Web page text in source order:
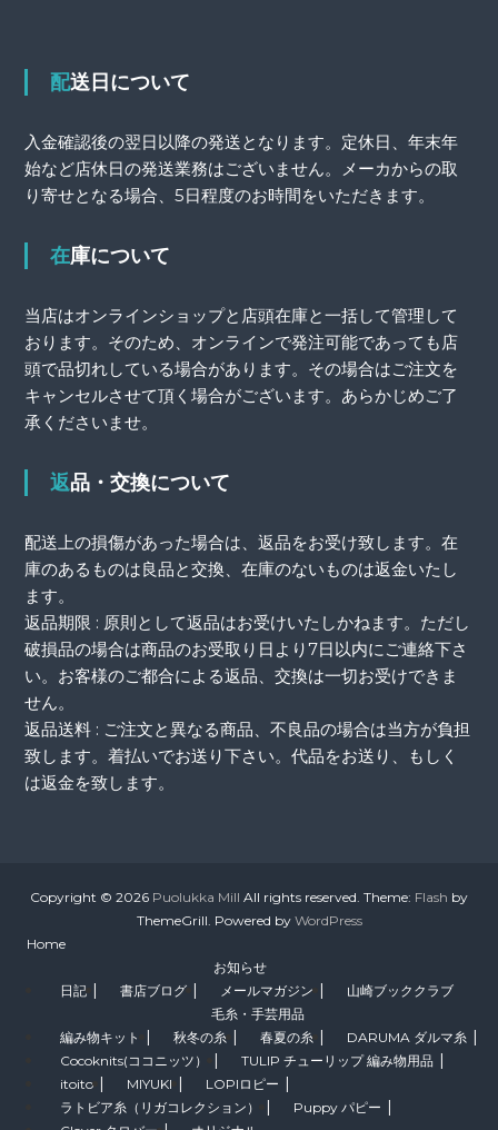
配送日について
入金確認後の翌日以降の発送となります。定休日、年末年
始など店休日の発送業務はございません。メーカからの取
り寄せとなる場合、5日程度のお時間をいただきます。
在庫について
当店はオンラインショップと店頭在庫と一括して管理して
おります。そのため、オンラインで発注可能であっても店
頭で品切れしている場合があります。その場合はご注文を
キャンセルさせて頂く場合がございます。あらかじめご了
承くださいませ。
返品・交換について
配送上の損傷があった場合は、返品をお受け致します。在
庫のあるものは良品と交換、在庫のないものは返金いたし
ます。
返品期限 : 原則として返品はお受けいたしかねます。ただし
破損品の場合は商品のお受取り日より7日以内にご連絡下さ
い。お客様のご都合による返品、交換は一切お受けできま
せん。
返品送料 : ご注文と異なる商品、不良品の場合は当方が負担
致します。着払いでお送り下さい。代品をお送り、もしく
は返金を致します。
Copyright © 2026 Puolukka Mill All rights reserved. Theme: Flash by
ThemeGrill. Powered by WordPress
Home
お知らせ
日記
書店ブログ メールマガジン
山崎ブッククラブ
毛糸・手芸用品
編み物キット
秋冬の糸 春夏の糸
DARUMA ダルマ糸
Cocoknits(ココニッツ）
TULIP チューリップ 編み物用品
itoito
MIYUKI
LOPIロピー
ラトビア糸（リガコレクション）
Puppy パピー